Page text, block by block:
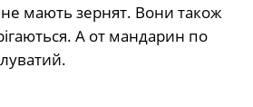
мають зернят. Вони також
А от мандарин по